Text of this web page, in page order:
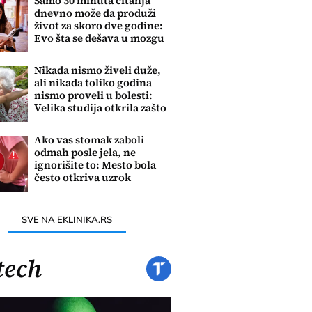
dnevno može da produži
život za skoro dve godine:
Evo šta se dešava u mozgu
Nikada nismo živeli duže,
ali nikada toliko godina
nismo proveli u bolesti:
Velika studija otkrila zašto
Ako vas stomak zaboli
odmah posle jela, ne
ignorišite to: Mesto bola
često otkriva uzrok
SVE NA EKLINIKA.RS